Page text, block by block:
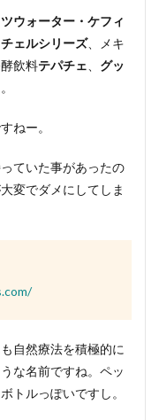
ウォーター・ケフィ
ェルシリーズ、メキ
飲料テパチェ
グッ
ねー。
ていた事があったの
変でダメにしてしま
自然療法を積極的に
な名前ですね。ペッ
トルっぽいですし。